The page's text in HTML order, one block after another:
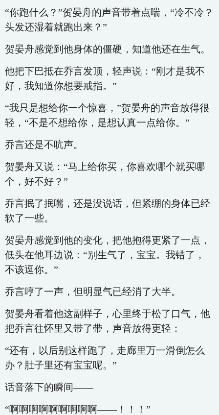
“你跑什么？”贺晏舟的声音带着点喘，“冷不冷？
头发还湿着就跑出来？”
贺晏舟感觉到他身体的僵硬，知道他还在生气。
他把下巴抵在乔言发顶，轻声说：“刚才是我不
好，我知道你想要戒指。”
“我只是想给你一个惊喜，”贺晏舟的声音放得很
轻，“不是不想给你，是想认真一点给你。”
乔言还是不吭声。
贺晏舟又说：“马上给你买，你喜欢哪个就买哪
个，好不好？”
乔言抿了抿嘴，还是没说话，但紧绷的身体已经
软了一些。
贺晏舟感觉到他的变化，把他抱得更紧了一点，
低头在他耳边说：“别生气了，宝宝。我错了，
不该逗你。”
乔言哼了一声，但明显气已经消了大半。
贺晏舟看着他这副样子，心里终于松了口气，他
把乔言往怀里又带了带，声音放得更轻：
“还有，以后别这样跑了，走廊里万一滑倒怎么
办？肚子里还有宝宝呢。”
话音落下的瞬间——
“啊啊啊啊啊啊啊啊啊——！！！”